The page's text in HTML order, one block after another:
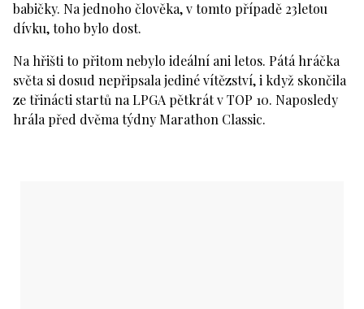
babičky. Na jednoho člověka, v tomto případě 23letou
dívku, toho bylo dost.
Na hřišti to přitom nebylo ideální ani letos. Pátá hráčka
světa si dosud nepřipsala jediné vítězství, i když skončila
ze třinácti startů na LPGA pětkrát v TOP 10. Naposledy
hrála před dvěma týdny Marathon Classic.